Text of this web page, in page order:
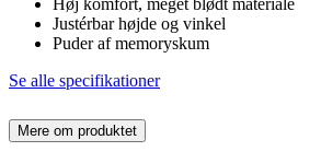
Høj komfort, meget blødt materiale
Justérbar højde og vinkel
Puder af memoryskum
Se alle specifikationer
Mere om produktet